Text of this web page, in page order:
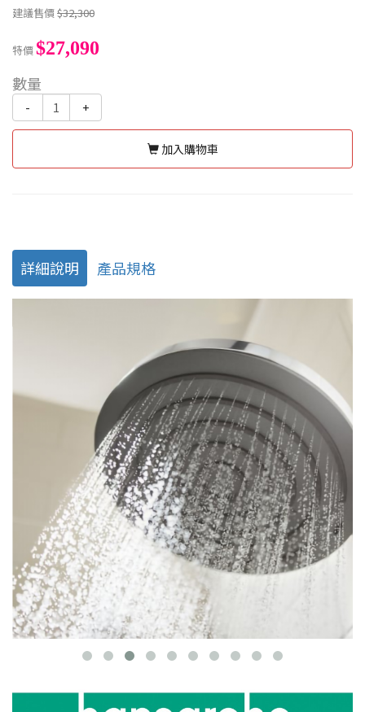
建議售價$32,300
特價$27,090
數量
- +
加入購物車
詳細說明 產品規格